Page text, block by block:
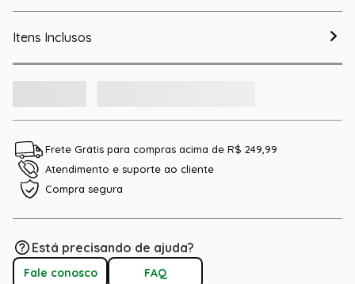
Itens Inclusos
Frete Grátis para compras acima de R$ 249,99
Atendimento e suporte ao cliente
Compra segura
Está precisando de ajuda?
Fale conosco FAQ